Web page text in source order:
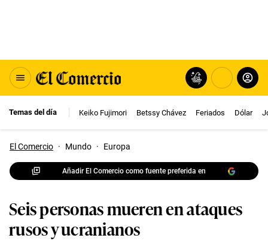
Temas del día Keiko Fujimori Betssy Chávez Feriados Dólar
El Comercio · Mundo · Europa
Añadir El Comercio como fuente preferida en
Seis personas mueren en ataques
rusos y ucranianos